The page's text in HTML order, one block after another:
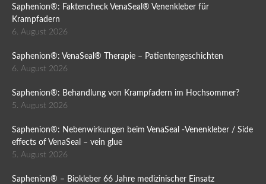
Saphenion®: Faktencheck VenaSeal® Venenkleber für
Krampfadern
6. August 2026
Saphenion®: VenaSeal® Therapie – Patientengeschichten
6. August 2026
Saphenion®: Behandlung von Krampfadern im Hochsommer?
5. August 2026
Saphenion®: Nebenwirkungen beim VenaSeal -Venenkleber / Side
effects of VenaSeal – vein glue
5. August 2026
Saphenion® – Biokleber 66 Jahre medizinischer Einsatz